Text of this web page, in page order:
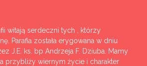
witają serdeczni tych , którzy
Parafia została erygowana w dniu
J.E. ks. bp Andrzeja F. Dziuba. Mamy
przybliży wiernym życie i charakter